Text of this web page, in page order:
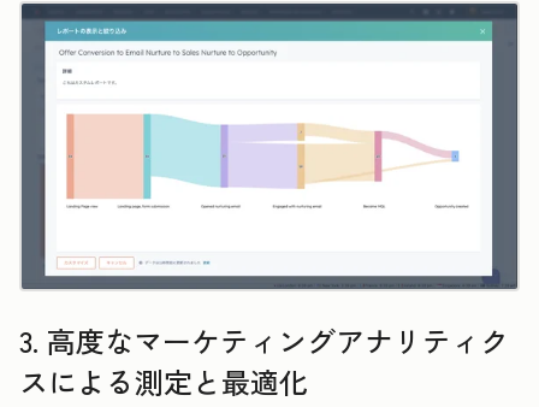
3. 高度なマーケティングアナリティク
スによる測定と最適化